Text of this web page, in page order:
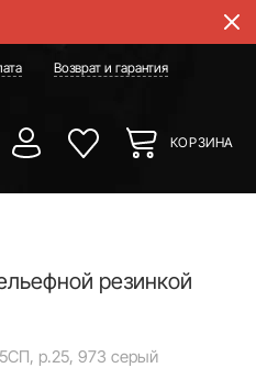
Возврат и гарантия
КОРЗИНА
резинкой
р.25, 973 серый